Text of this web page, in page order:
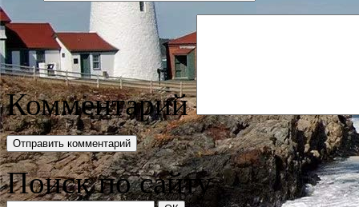
Комментарий
Поиск по сайту